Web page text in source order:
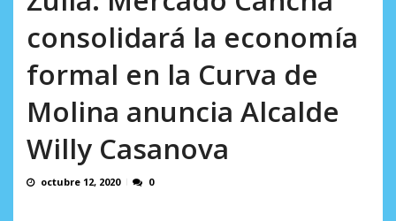
consolidará la economía
formal en la Curva de
Molina anuncia Alcalde
Willy Casanova
octubre 12, 2020 0